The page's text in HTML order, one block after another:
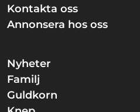
Kontakta oss
Annonsera hos oss
Nyheter
Familj
Guldkorn